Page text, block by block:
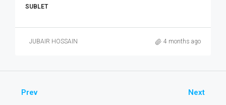
SUBLET
JUBAIR HOSSAIN 4 months ago
Prev Next